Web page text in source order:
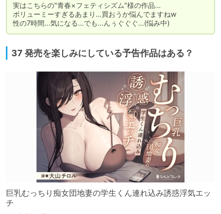
実はこちらの"青春×フェティシズム"様の作品…
ボリューミーすぎるあまり…買おうか悩んでますねw
性の7時間…気になる…でも…んぅぐぐぐ…(悩み中)
37 発売を楽しみにしている予告作品はある？
巨乳むっちり痴女団地妻の学生くん連れ込み誘惑浮気エッ
チ